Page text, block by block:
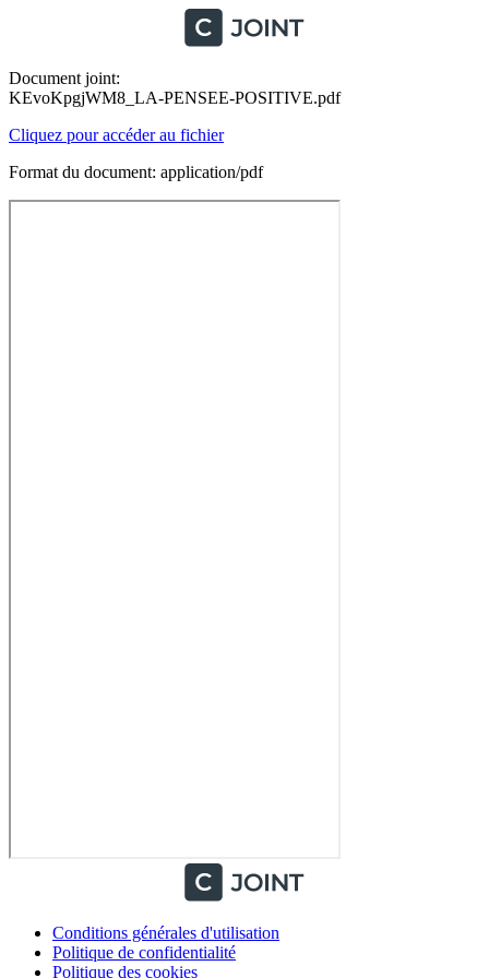
Document joint:
KEvoKpgjWM8_LA-PENSEE-POSITIVE.pdf
Cliquez pour accéder au fichier
Format du document: application/pdf
Conditions générales d'utilisation
Politique de confidentialité
Politique des cookies